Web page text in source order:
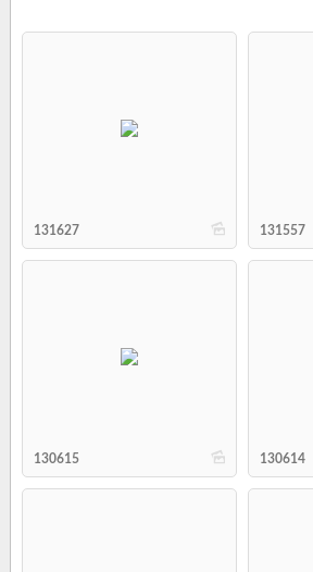
b
131627 131557
b
130615 130614